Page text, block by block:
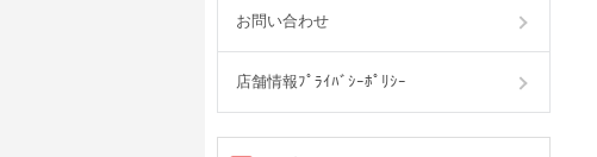
お問い合わせ
店舗情報ﾌﾟﾗｲﾊﾞｼｰﾎﾟﾘｼｰ